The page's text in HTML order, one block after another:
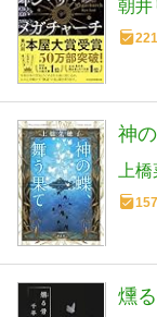
朝井
神
上
燻